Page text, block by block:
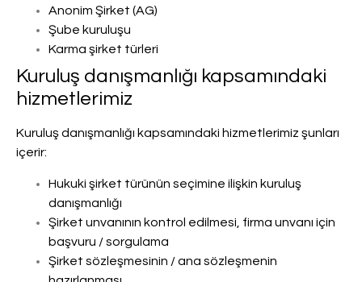
Anonim Şirket (AG)
Şube kuruluşu
Karma şirket türleri
Kuruluş danışmanlığı kapsamındaki
hizmetlerimiz
Kuruluş danışmanlığı kapsamındaki hizmetlerimiz şunları
içerir:
Hukuki şirket türünün seçimine ilişkin kuruluş
danışmanlığı
Şirket unvanının kontrol edilmesi, firma unvanı için
başvuru / sorgulama
Şirket sözleşmesinin / ana sözleşmenin